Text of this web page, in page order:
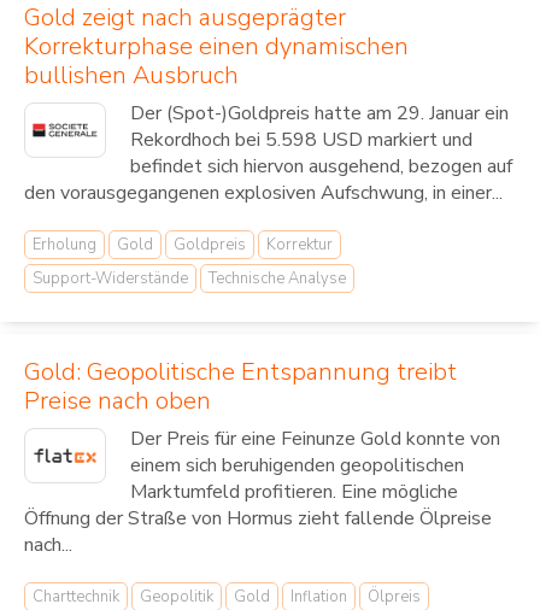
Gold zeigt nach ausgeprägter
Korrekturphase einen dynamischen
bullishen Ausbruch
Der (Spot-)Goldpreis hatte am 29. Januar ein
Rekordhoch bei 5.598 USD markiert und
befindet sich hiervon ausgehend, bezogen auf
den vorausgegangenen explosiven Aufschwung, in einer...
Erholung Gold Goldpreis
Korrektur
Support-Widerstände
Technische Analyse
Gold: Geopolitische Entspannung treibt
Preise nach oben
Der Preis für eine Feinunze Gold konnte von
einem sich beruhigenden geopolitischen
Marktumfeld profitieren. Eine mögliche
Öffnung der Straße von Hormus zieht fallende Ölpreise
nach...
Charttechnik Geopolitik Gold Inflation
Ölpreis